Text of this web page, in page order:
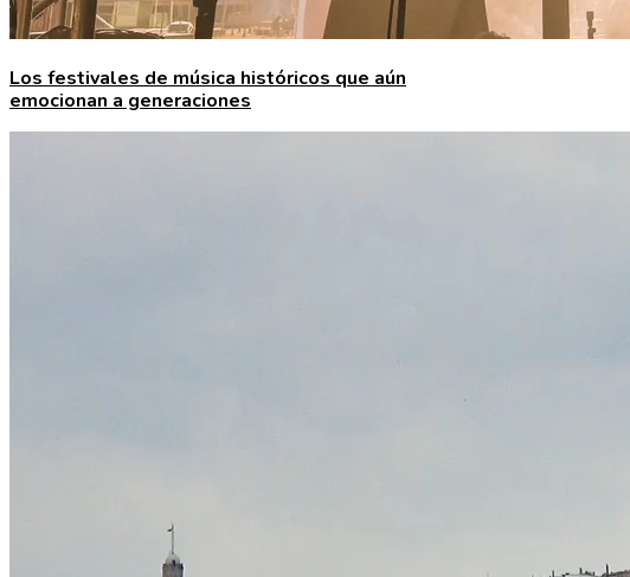
Los festivales de música históricos que aún
emocionan a generaciones